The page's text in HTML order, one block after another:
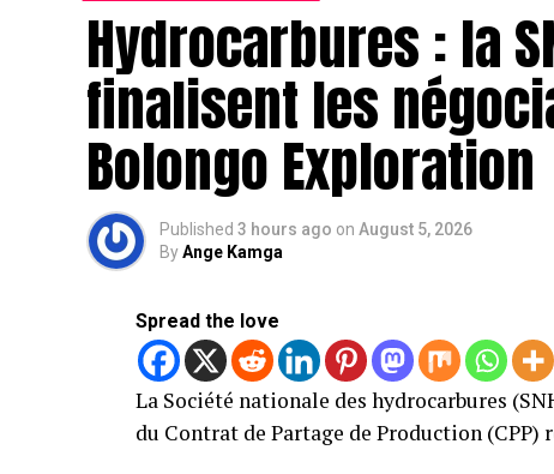
Hydrocarbures : la
finalisent les
Bolongo Exploration
Published 3 hours ago on August 5, 2026
ByAnge Kamga
Spread the love
La Société nationale des hydrocarbures
du Contrat de Partage de Production